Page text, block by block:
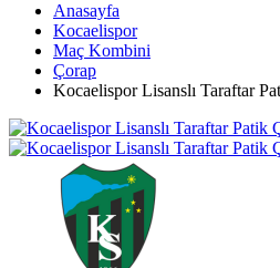
Anasayfa
Kocaelispor
Maç Kombini
Çorap
Kocaelispor Lisanslı Taraftar